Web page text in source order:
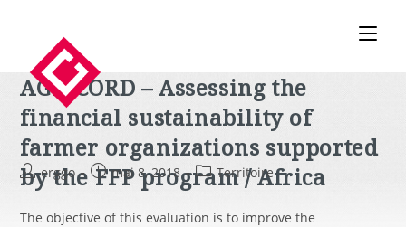
AGRICORD – Assessing the
financial sustainability of
farmer organizations supported
by the FFP program / Africa
erggo mai 8, 2018 Territoire
The objective of this evaluation is to improve the